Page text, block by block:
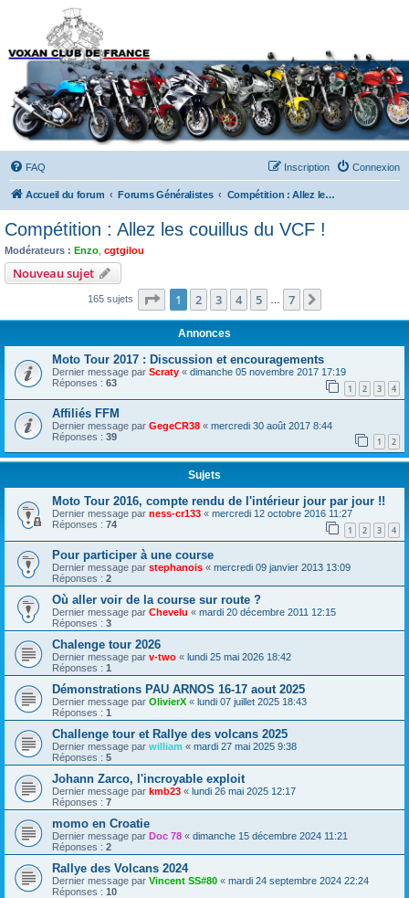
Forums du Voxan Club
de France
FAQ Connexion
Inscription
Accueil du forum Forums Généralistes Compétition : Allez les couillus du VCF !
Compétition : Allez les couillus du VCF !
Modérateurs : Enzo cgtgilou
Nouveau sujet
165 sujets Page 1sur7
1 2 3 4 5 7
Annonces
Moto Tour 2017 : Discussion et encouragements
Dernier message par Scraty « dimanche 05 novembre 2017 17:19
Réponses : 63 1 2 3 4
Affiliés FFM
Dernier message par GegeCR38 « mercredi 30 août 2017 8:44
Réponses : 39 1 2
Sujets
Moto Tour 2016, compte rendu de l'intérieur jour par jour !!
Dernier message par ness-cr133 « mercredi 12 octobre 2016 11:27
Réponses : 74 1 2 3 4
Pour participer à une course
Dernier message par stephanois « mercredi 09 janvier 2013 13:09
Réponses : 2
Où aller voir de la course sur route ?
Dernier message par Chevelu « mardi 20 décembre 2011 12:15
Réponses : 3
Chalenge tour 2026
Dernier message par v-two « lundi 25 mai 2026 18:42
Réponses : 1
Démonstrations PAU ARNOS 16-17 aout 2025
Dernier message par OlivierX « lundi 07 juillet 2025 18:43
Réponses : 1
Challenge tour et Rallye des volcans 2025
Dernier message par william « mardi 27 mai 2025 9:38
Réponses : 5
Johann Zarco, l'incroyable exploit
Dernier message par kmb23 « lundi 26 mai 2025 12:17
Réponses : 7
momo en Croatie
Dernier message par Doc 78 « dimanche 15 décembre 2024 11:21
Réponses : 2
Rallye des Volcans 2024
Dernier message par Vincent SS#80 « mardi 24 septembre 2024 22:24
Réponses : 10